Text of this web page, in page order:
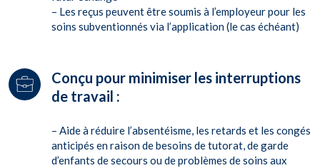
– Les reçus peuvent être soumis à l’employeur pour les
soins subventionnés via l’application (le cas échéant)
Conçu pour minimiser les interruptions
de travail :
– Aide à réduire l’absentéisme, les retards et les congés
anticipés en raison de besoins de tutorat, de garde
d’enfants de secours ou de problèmes de soins aux